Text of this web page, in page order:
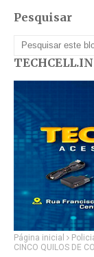
Pesquisar
Página inicial
CINCO QUILOS DE